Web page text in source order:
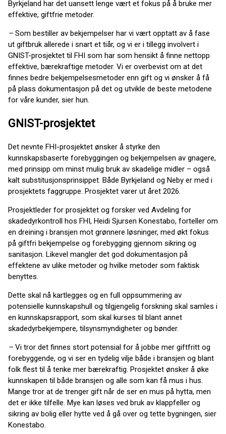
Byrkjeland har det uansett lenge vært et fokus på å bruke mer
effektive, giftfrie metoder.
– Som bestiller av bekjempelser har vi vært opptatt av å fase
ut giftbruk allerede i snart et tiår, og vi er i tillegg involvert i
GNIST-prosjektet til FHI som har som hensikt å finne nettopp
effektive, bærekraftige metoder. Vi er overbevist om at det
finnes bedre bekjempelsesmetoder enn gift og vi ønsker å få
på plass dokumentasjon på det og utvikle de beste metodene
for våre kunder, sier hun.
GNIST-prosjektet
Det nevnte FHI-prosjektet ønsker å styrke den
kunnskapsbaserte forebyggingen og bekjempelsen av gnagere,
med prinsipp om minst mulig bruk av skadelige midler – også
kalt substitusjonsprinsippet. Både Byrkjeland og Neby er med i
prosjektets faggruppe. Prosjektet varer ut året 2026.
Prosjektleder for prosjektet og forsker ved Avdeling for
skadedyrkontroll hos FHI, Heidi Sjursen Konestabo, forteller om
en dreining i bransjen mot grønnere løsninger, med økt fokus
på giftfri bekjempelse og forebygging gjennom sikring og
sanitasjon. Likevel mangler det god dokumentasjon på
effektene av ulike metoder og hvilke metoder som faktisk
benyttes.
Dette skal nå kartlegges og en full oppsummering av
potensielle kunnskapshull og tilgjengelig forskning skal samles i
en kunnskapsrapport, som skal kurses til blant annet
skadedyrbekjempere, tilsynsmyndigheter og bønder.
– Vi tror det finnes stort potensial for å jobbe mer giftfritt og
forebyggende, og vi ser en tydelig vilje både i bransjen og blant
folk flest til å tenke mer bærekraftig. Prosjektet ønsker å øke
kunnskapen til både bransjen og alle som kan få mus i hus.
Mange tror at de trenger gift når de ser en mus på hytta, men
det er ikke tilfelle. Mye kan løses ved bruk av klappfeller og
sikring av bolig eller hytte ved å gå over og tette bygningen, sier
Konestabo.